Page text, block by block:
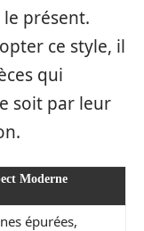
présent.
ce style, il
qui
soit par leur
Moderne
épurées,